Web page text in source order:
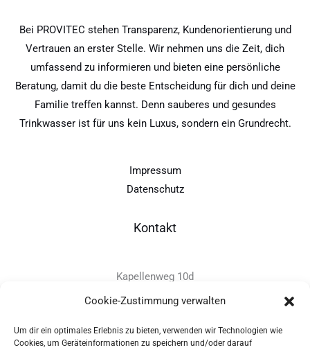
Cookie-Zustimmung verwalten
Um dir ein optimales Erlebnis zu bieten, verwenden wir Technologien wie
Cookies, um Geräteinformationen zu speichern und/oder darauf
Bei PROVITEC stehen Transparenz, Kundenorientierung und
Vertrauen an erster Stelle. Wir nehmen uns die Zeit, dich
umfassend zu informieren und bieten eine persönliche
Beratung, damit du die beste Entscheidung für dich und deine
Familie treffen kannst. Denn sauberes und gesundes
Trinkwasser ist für uns kein Luxus, sondern ein Grundrecht.
Impressum
Datenschutz
Kontakt
Kapellenweg 10d
D-94575 Windorf
+49 - (0)8546 - 97 39 0